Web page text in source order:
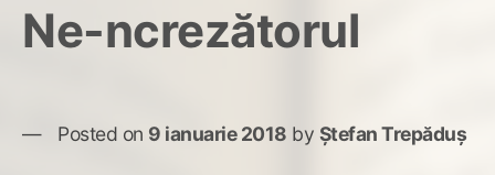
Ne-ncrezătorul
Posted on 9 ianuarie 2018 by Ștefan Trepăduș